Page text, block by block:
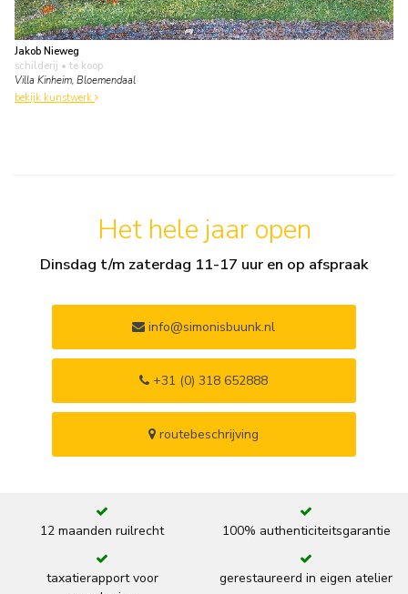
Jakob Nieweg
schilderij • te koop
Villa Kinheim, Bloemendaal
bekijk kunstwerk
Het hele jaar open
Dinsdag t/m zaterdag 11-17 uur en op afspraak
info@simonisbuunk.nl
+31 (0) 318 652888
routebeschrijving
12 maanden ruilrecht 100% authenticiteitsgarantie
taxatierapport voor
gerestaureerd in eigen atelier